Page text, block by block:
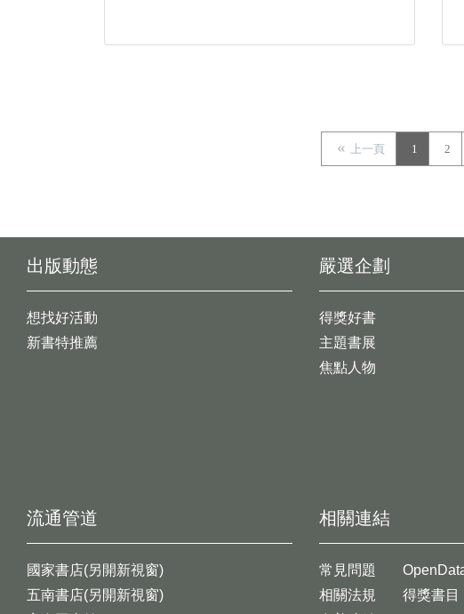
上一頁 1 2
出版動態
想找好活動
新書特推薦
嚴選企劃
得獎好書
主題書展
焦點人物
流通管道
國家書店(另開新視窗)
五南書店(另開新視窗)
相關連結
常見問題
相關法規
得獎書目